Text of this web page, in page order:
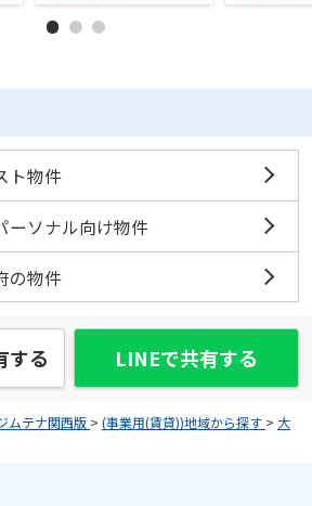
ト物件
ーソナル向け物件
の物件
する LINEで共有する
ムテナ関西版 > (事業用(賃貸))地域から探す > 大